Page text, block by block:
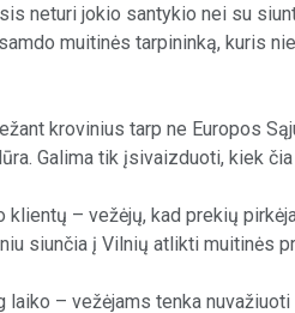
neturi jokio santykio nei su
muitinės tarpininką, kuris
krovinius tarp ne Europos
Galima tik įsivaizduoti, kiek
klientų – vežėjų, kad prekių
siunčia į Vilnių atlikti muitinės
laiko – vežėjams tenka